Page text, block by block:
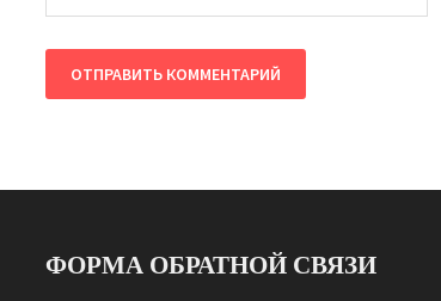
ФОРМА ОБРАТНОЙ СВЯЗИ